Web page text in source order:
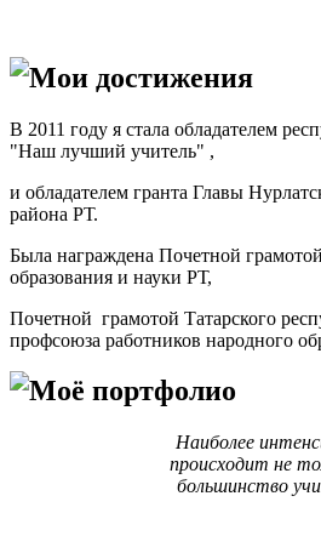
Мои достижения
В 2011 году я стала обладателем
"Наш лучший учитель" ,
и обладателем гранта Главы
района РТ.
Была награждена Почетной
образования и науки РТ,
Почетной грамотой Татарского
профсоюза работников народного
Моё портфолио
Наиболее
происходит не
большинство